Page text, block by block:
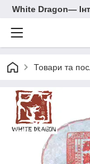
White Dragon―
Товари та